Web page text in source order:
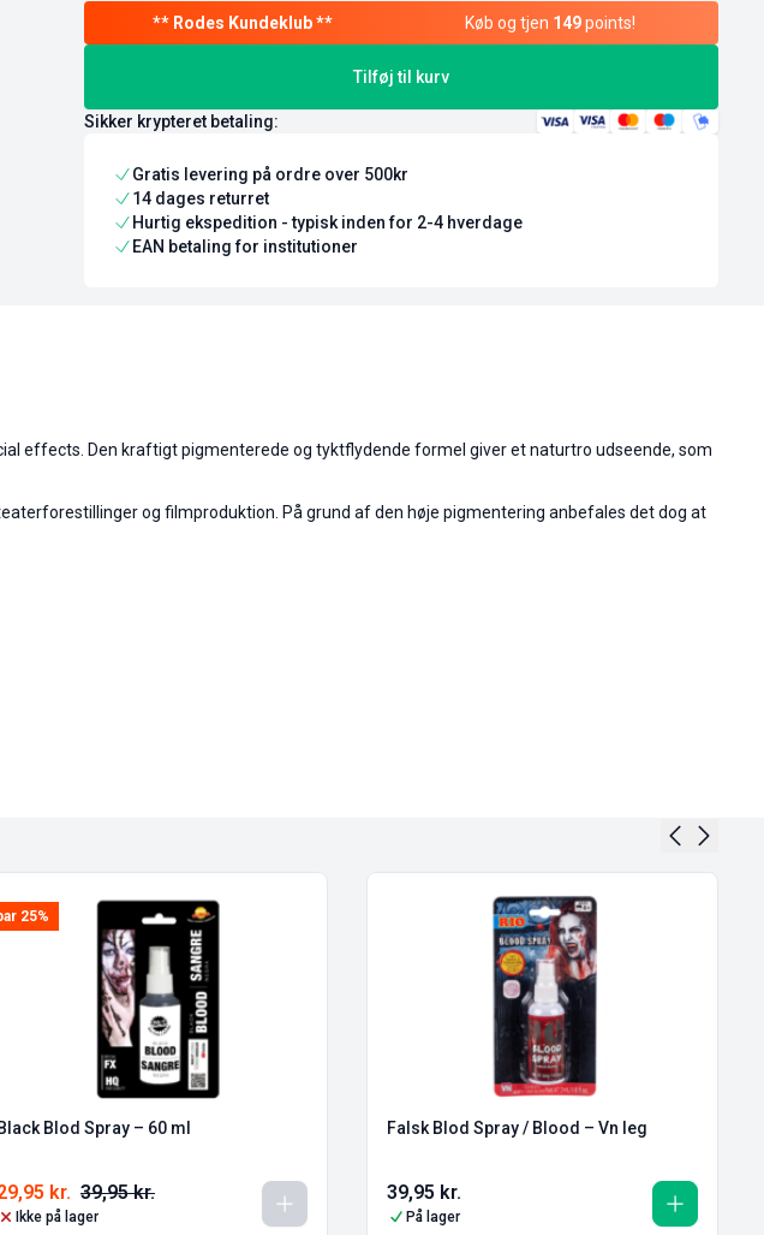
Køb og tjen 149points!
Tilføj til kurv
Sikker krypteret betaling:
Gratis levering på ordre over 500kr
14 dages returret
Hurtig ekspedition - typisk inden for 2-4 hverdage
EAN betaling for institutioner
effects. Den kraftigt pigmenterede og tyktflydende formel giver et naturtro udseende, som
og filmproduktion. På grund af den høje pigmentering anbefales det dog at
25%
Black Blod Spray – 60 ml
39,95kr.
kr.
Ikke på lager
Falsk Blod Spray / Blood – Vn leg
39,95 kr.
På lager